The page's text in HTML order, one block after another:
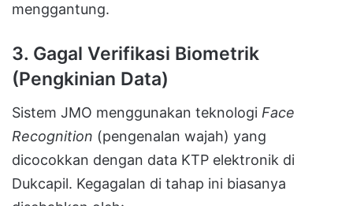
menggantung.
3. Gagal Verifikasi Biometrik
(Pengkinian Data)
Sistem JMO menggunakan teknologi Face
Recognition (pengenalan wajah) yang
dicocokkan dengan data KTP elektronik di
Dukcapil. Kegagalan di tahap ini biasanya